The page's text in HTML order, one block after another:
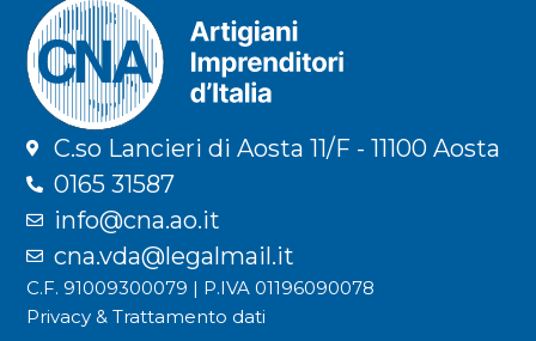
C.so Lancieri di Aosta 11/F - 11100 Aosta
0165 31587
info@cna.ao.it
cna.vda@legalmail.it
C.F. 91009300079 | P.IVA 01196090078
Privacy & Trattamento dati